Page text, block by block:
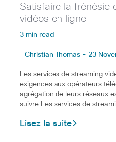
Satisfaire la frénésie
vidéos en ligne
3 min read
Christian Thomas - 23
Les services de streaming
exigences aux opérateurs
agrégation de leurs réseaux
suivre Les services de
Lisez la suite